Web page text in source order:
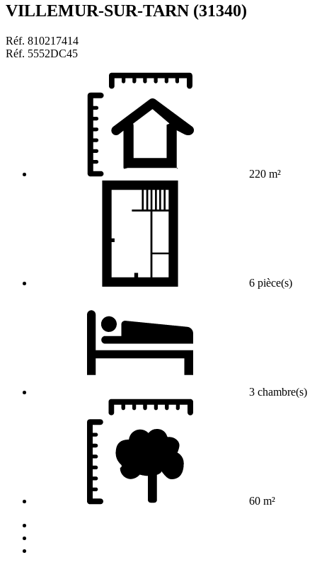
VILLEMUR-SUR-TARN (31340)
Réf. 810217414
Réf. 5552DC45
220 m²
6 pièce(s)
3 chambre(s)
60 m²